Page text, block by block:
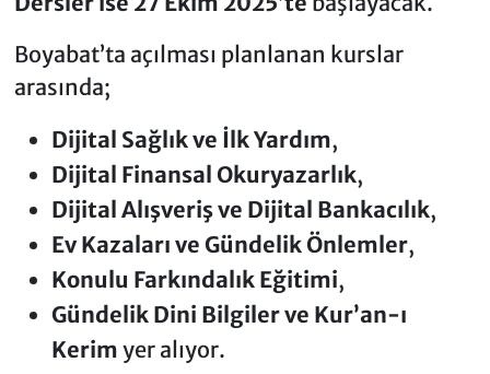
Boyabat’ta açılması planlanan kurslar
arasında;
Dijital Sağlık ve İlk Yardım,
Dijital Finansal Okuryazarlık,
Dijital Alışveriş ve Dijital Bankacılık,
Ev Kazaları ve Gündelik Önlemler,
Konulu Farkındalık Eğitimi,
Gündelik Dini Bilgiler ve Kur’an-ı
Kerim yer alıyor.